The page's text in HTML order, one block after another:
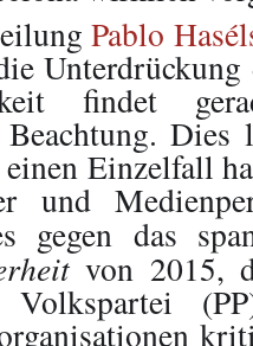
Pablo
findet
Beachtung.
Einzelfall
und
gegen das
von 2015,
Volkspartei